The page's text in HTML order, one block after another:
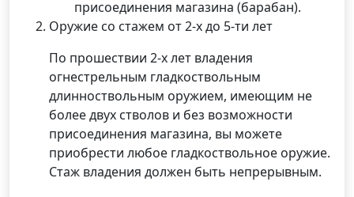
присоединения магазина (барабан).
Оружие со стажем от 2-х до 5-ти лет
По прошествии 2-х лет владения
огнестрельным гладкоствольным
длинноствольным оружием, имеющим не
более двух стволов и без возможности
присоединения магазина, вы можете
приобрести любое гладкоствольное оружие.
Стаж владения должен быть непрерывным.